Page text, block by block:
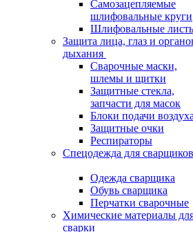
Самозацепляемые
шлифовальные круги
Шлифовальные
Защита лица, глаз и
дыхания
Сварочные маски,
шлемы и щитки
Защитные стекла,
запчасти для масок
Блоки подачи воздуха
Защитные очки
Респираторы
Спецодежда для сварщиков
Одежда сварщика
Обувь сварщика
Перчатки сварочные
Химические материалы
сварки